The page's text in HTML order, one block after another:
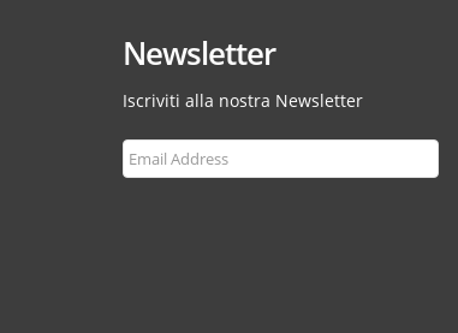
Newsletter
Iscriviti alla nostra Newsletter